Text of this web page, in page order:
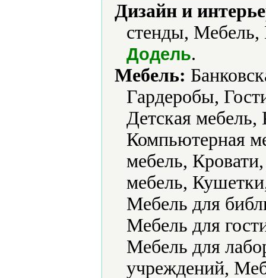
Дизайн и
стенды,
Додель.
Мебель:
Гардеробы,
Детская
Компьютерная
мебель,
мебель,
Мебель для
Мебель для
Мебель для
учреждений,